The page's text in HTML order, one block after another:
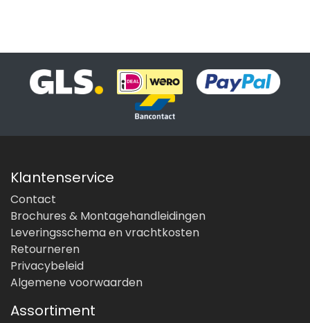
Klantenservice
Contact
Brochures & Montagehandleidingen
Leveringsschema en vrachtkosten
Retourneren
Privacybeleid
Algemene voorwaarden
Assortiment